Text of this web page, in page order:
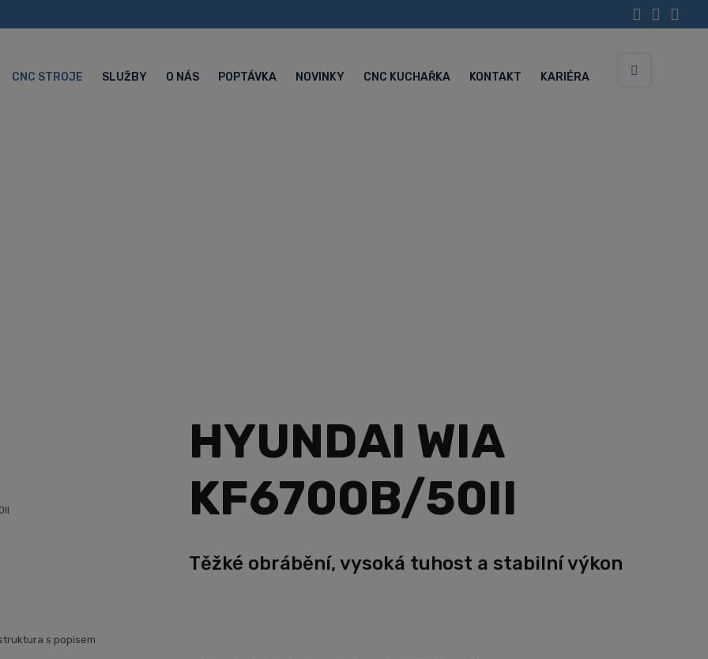
CNC STROJE SLUŽBY O NÁS POPTÁVKA NOVINKY CNC KUCHAŘKA KONTAKT KARIÉRA
s popisem
HYUNDAI WIA
KF6700B/50II
Těžké obrábění, vysoká tuhost a stabilní výkon